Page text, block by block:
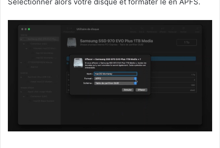
Sélectionner alors votre disque et formater le en APFS.